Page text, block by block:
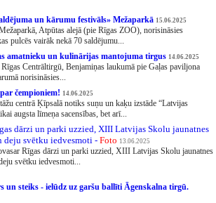
un kārumu festivāls» Mežaparkā 15.06.2025
Atpūtas alejā (pie Rīgas ZOO), norisināsies
pulcēs vairāk nekā 70 saldējumu...
amatnieku un kulinārijas mantojuma tirgus 14.06.2025
Centrāltirgū, Benjamiņas laukumā pie Gaļas paviljona
norisināsies...
čempioniem! 14.06.2025
centrā Ķīpsalā notiks suņu un kaķu izstāde “Latvijas
augsta līmeņa sacensības, bet arī...
dārzi un parki uzzied, XIII Latvijas Skolu jaunatnes
deju svētku iedvesmoti - Foto 13.06.2025
Rīgas dārzi un parki uzzied, XIII Latvijas Skolu jaunatnes
svētku iedvesmoti...
un steiks - ielūdz uz garšu ballīti Āgenskalna tirgū.